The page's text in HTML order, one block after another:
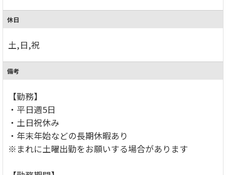
休日
土,日,祝
備考
【勤務】
・平日週5日
・土日祝休み
・年末年始などの長期休暇あり
※まれに土曜出勤をお願いする場合があります